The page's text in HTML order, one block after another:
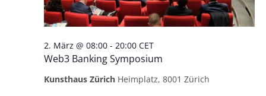
Web3 Banking Symposium
2. März @ 08:00- 20:00 CET
Kunsthaus Zürich Heimplatz, 8001 Zürich